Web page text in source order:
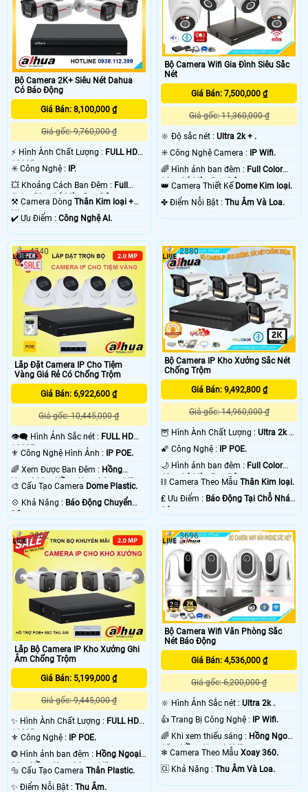
Bộ Camera 2K+ Siêu Nét Dahua
Có Báo Động
Giá Bán: 8,100,000 ₫
Giá gốc: 9,760,000 ₫
️⚡ Hình Ành Chất Lượng : FULL HD
1080P .
✳️ Công Nghệ : IP.
💥 Khoảng Cách Ban Đêm : Full
Color 50m Có Màu Ban Ðêm.
⚒ Camera Dòng Thân Kim loại +
Nhựa.
️✔️ Ưu Điểm : Công Nghệ AI.
Bộ Camera Wifi Gia Đình Siêu Sắc
Nét
Giá Bán: 7,500,000 ₫
Giá gốc: 11,360,000 ₫
🔆 Độ sắc nét :Ultra 2k + .
✳️ Công Nghệ Camera :
IP Wifi.
🌈 Hình ảnh ban đêm : Full Color
30m Có Màu Ban Ðêm.
👑 Camera Thiết Kế Dome Kim loại.
️✤ Điểm Nỗi Bật :Thu Âm Và Loa.
Lắp Đặt Camera IP Cho Tiệm
Vàng Giá Rẻ Có Chống Trộm
Giá Bán: 6,922,600 ₫
Giá gốc: 10,445,000 ₫
👁️‍🗨 Hình Ảnh Sắc nét : FULL HD
1080P .
⚜️ Công Nghệ Hình Ảnh : IP POE.
🌈 Xem Được Ban Đêm : Hồng
Ngoại 30m Hồng Ngoại Smart IR.
🎨 Cấu Tạo Camera Dome Plastic.
️💠 Khả Năng : Báo Động Chuyển
Động.
4340
Bộ Camera IP Kho Xưởng Sắc Nét
Chống Trộm
Giá Bán: 9,492,800 ₫
Giá gốc: 14,960,000 ₫
🦉 Hình Ành Chất Lượng :Ultra 2k +
🌠 Công Nghệ : IP POE.
🌙 Hình ảnh ban đêm : Full Color
40m Có Màu Ban Ðêm.
⛓ Camera Theo MẫuThân Kim loại.
️₤ Ưu Điểm : Báo Động Tại Chỗ Nháy
Sáng.
2880
Lắp Bộ Camera IP Kho Xưởng Ghi
Âm Chống Trộm
Giá Bán: 5,199,000 ₫
Giá gốc: 9,445,000 ₫
✨ Hình Ành Chất Lượng : FULL HD
1080P .
⚜️ Công Nghệ :
IP POE.
❂ Hình ảnh ban đêm : Hồng Ngoại
30m Hồng Ngoại Smart IR.
🔩 Cấu Tạo Camera Thân Plastic.
️✨ Điểm Nỗi Bật : Thu Âm.
2862
Bộ Camera Wifi Văn Phòng Sắc
Nét Báo Động
Giá Bán: 4,536,000 ₫
Giá gốc: 6,200,000 ₫
🔆 Hình Ảnh Sắc nét :Ultra 2k .
👍 Trang Bị Công Nghệ :
IP Wifi.
🌈 Khi xem thiếu sáng : Hồng Ngoại
15m Hồng Ngoại SMD.
❄ Camera Theo MẫuXoay 360.
️🆑 Khả Năng :Thu Âm Và Loa.
3696